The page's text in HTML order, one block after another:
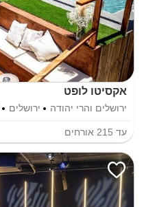
אקסיטו לופט
ירושלים והרי יהודה ירושלים
עד 215 אורחים